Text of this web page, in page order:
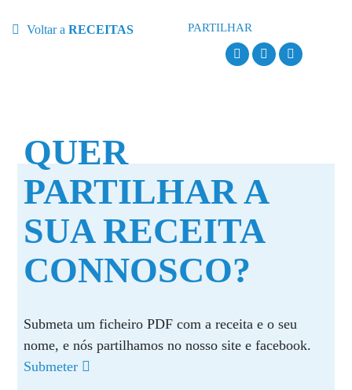
Voltar a RECEITAS PARTILHAR
QUER
PARTILHAR A
SUA RECEITA
CONNOSCO?
Submeta um ficheiro PDF com a receita e o seu
nome, e nós partilhamos no nosso site e facebook.
Submeter